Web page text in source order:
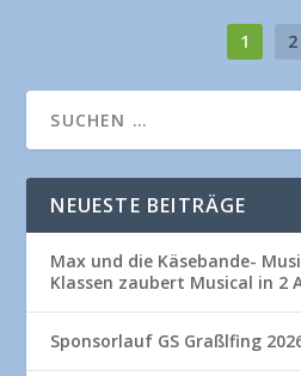
1 2
NEUESTE BEITRÄGE
Max und die Käsebande-
Klassen zaubert Musical in 2
Sponsorlauf GS Graßlfing